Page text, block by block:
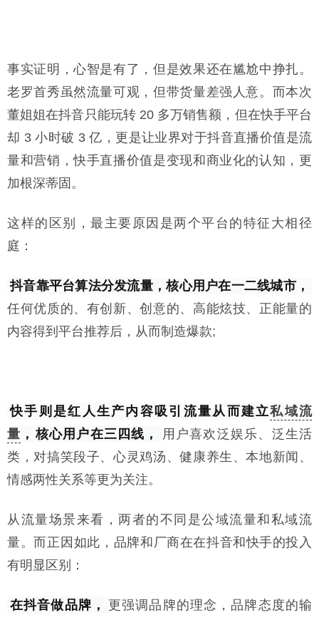
事实证明，心智是有了，但是效果还在尴尬中挣扎。
老罗首秀虽然流量可观，但带货量差强人意。而本次
董姐姐在抖音只能玩转 20 多万销售额，但在快手平台
却 3 小时破 3 亿，更是让业界对于抖音直播价值是流
量和营销，快手直播价值是变现和商业化的认知，更
加根深蒂固。
这样的区别，最主要原因是两个平台的特征大相径
庭：
抖音靠平台算法分发流量，核心用户在一二线城市，
任何优质的、有创新、创意的、高能炫技、正能量的
内容得到平台推荐后，从而制造爆款;
快手则是红人生产内容吸引流量从而建立私域流
量 ，﻿核心用户在三四线，﻿
用户喜欢泛娱乐、泛生活
类，对搞笑段子、心灵鸡汤、健康养生、本地新闻、
情感两性关系等更为关注。
从流量场景来看，两者的不同是公域流量和私域流
量。而 正因如此， 品牌和厂商在在抖音和快手的投入
有明显区别：
在抖音做品牌，
更强调品牌的理念，品牌态度的输